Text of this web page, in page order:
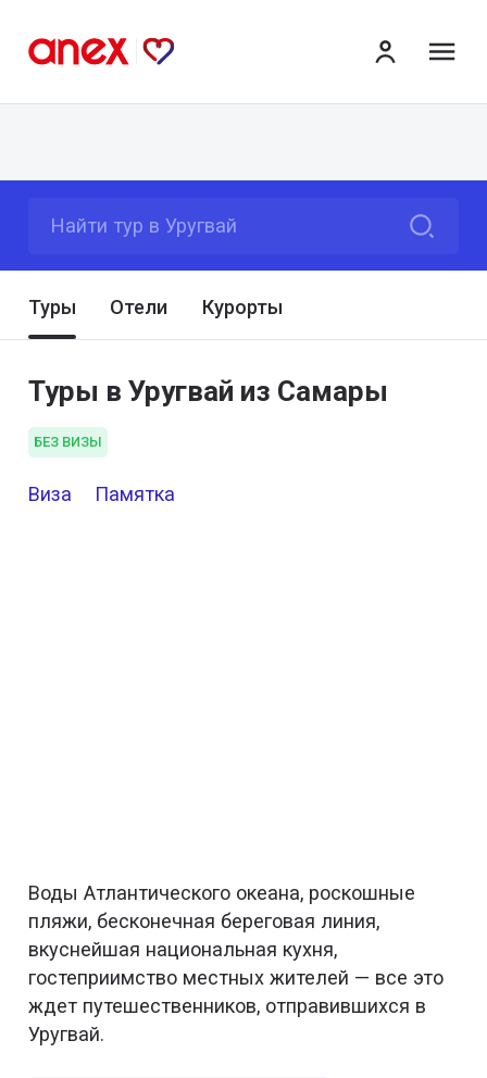
Найти тур в Уругвай
Туры Отели Курорты
Туры в Уругвай из Самары
БЕЗ ВИЗЫ
Виза Памятка
Воды Атлантического океана, роскошные
пляжи, бесконечная береговая линия,
вкуснейшая национальная кухня,
гостеприимство местных жителей — все это
ждет путешественников, отправившихся в
Уругвай.